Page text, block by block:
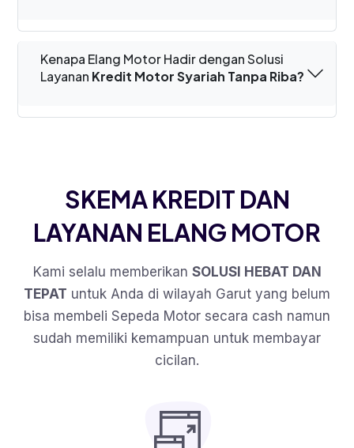
Kenapa Elang Motor Hadir dengan Solusi
Layanan
Kredit Motor Syariah Tanpa Riba?
SKEMA KREDIT DAN
LAYANAN ELANG MOTOR
Kami selalu memberikan SOLUSI HEBAT DAN
TEPAT untuk Anda di wilayah Garut yang belum
bisa membeli Sepeda Motor secara cash namun
sudah memiliki kemampuan untuk membayar
cicilan.